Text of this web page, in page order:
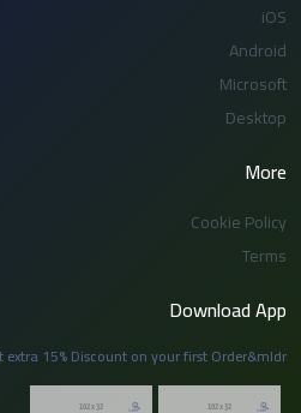
iOS
Android
Microsoft
Desktop
More
Cookie Policy
Terms
Download App
15% Discount on your first Order&mldr;!